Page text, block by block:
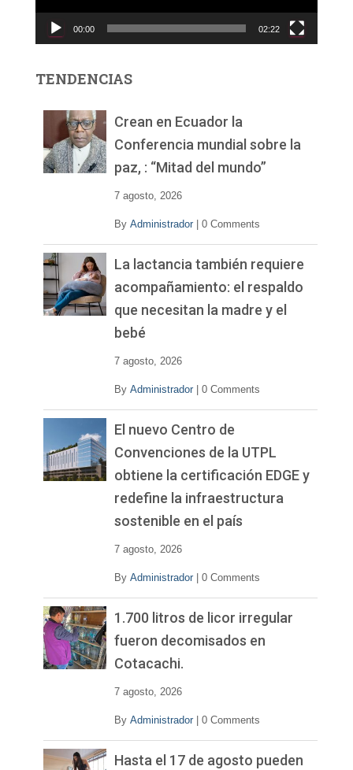
c
d
00:00 02:22
TENDENCIAS
Crean en Ecuador la
Conferencia mundial sobre la
paz, : “Mitad del mundo”
7 agosto, 2026
By Administrador 0 Comments
La lactancia también requiere
acompañamiento: el respaldo
que necesitan la madre y el
bebé
7 agosto, 2026
By Administrador 0 Comments
El nuevo Centro de
Convenciones de la UTPL
obtiene la certificación EDGE y
redefine la infraestructura
sostenible en el país
7 agosto, 2026
By Administrador 0 Comments
1.700 litros de licor irregular
fueron decomisados en
Cotacachi.
7 agosto, 2026
By Administrador 0 Comments
Hasta el 17 de agosto pueden